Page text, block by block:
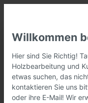
Willkommen
Hier sind Sie Richtig!
Holzbearbeitung und
etwas suchen, das
kontaktieren Sie uns
oder ihre E-Mail! Wir